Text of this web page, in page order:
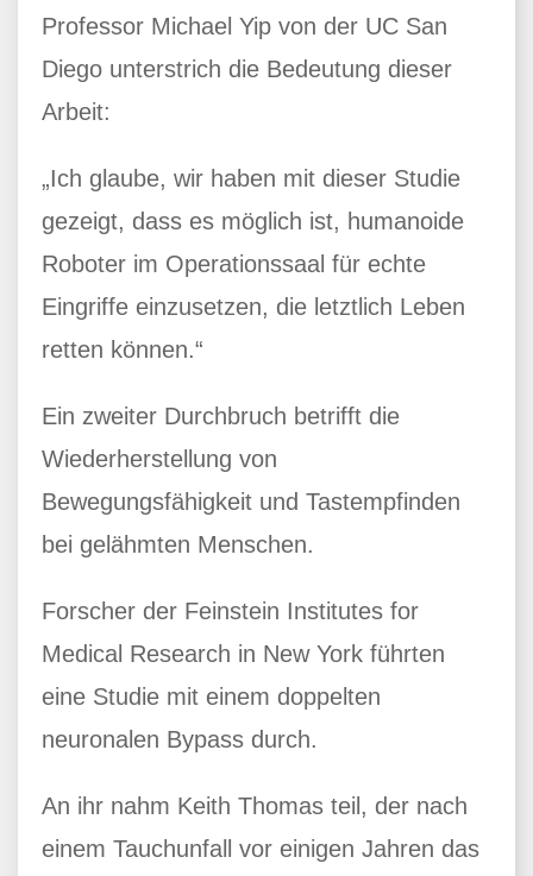
Professor Michael Yip von der UC San
Diego unterstrich die Bedeutung dieser
Arbeit:
„Ich glaube, wir haben mit dieser Studie
gezeigt, dass es möglich ist, humanoide
Roboter im Operationssaal für echte
Eingriffe einzusetzen, die letztlich Leben
retten können.“
Ein zweiter Durchbruch betrifft die
Wiederherstellung von
Bewegungsfähigkeit und Tastempfinden
bei gelähmten Menschen.
Forscher der Feinstein Institutes for
Medical Research in New York führten
eine Studie mit einem doppelten
neuronalen Bypass durch.
An ihr nahm Keith Thomas teil, der nach
einem Tauchunfall vor einigen Jahren das